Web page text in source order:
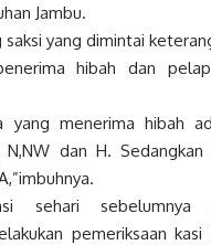
Jambu.
yang dimintai
hibah dan
yang menerima hibah
dan H. Sedangkan
sehari sebelumnya
pemeriksaan kasi